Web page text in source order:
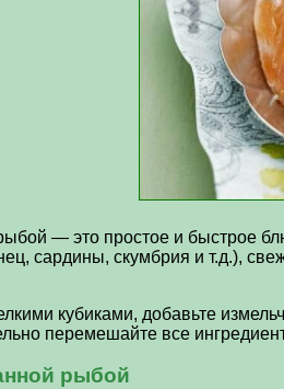
— это простое и быстрое
сардины, скумбрия и т.д.),
кубиками, добавьте
перемешайте все
рыбой